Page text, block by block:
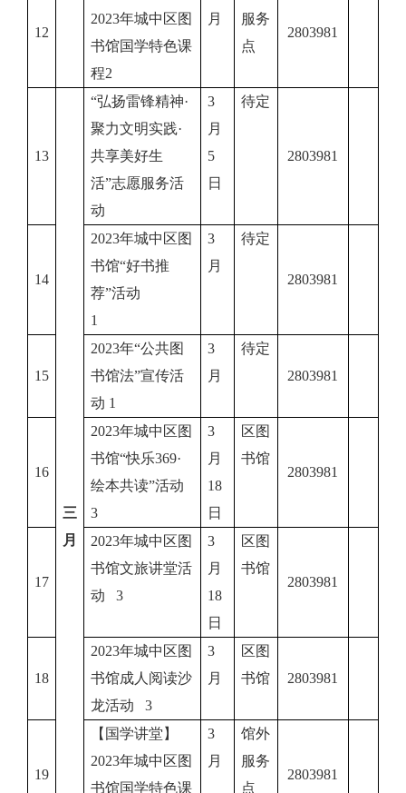
12
2023年城中区图
书馆国学特色课
程2
月
服务
点
2803981
13
三
月
“弘扬雷锋精神·
聚力文明实践·
共享美好生
活”志愿服务活
动
3
月
5
日
待定
2803981
14
2023年城中区图
书馆“好书推
荐”活动
1
3
月
待定
2803981
15
2023年“公共图
书馆法”宣传活
动 1
3
月
待定
2803981
16
2023年城中区图
书馆“快乐369·
绘本共读”活动
3
3
月
18
日
区图
书馆
2803981
17
2023年城中区图
书馆文旅讲堂活
动 3
3
月
18
日
区图
书馆
2803981
18
2023年城中区图
书馆成人阅读沙
龙活动 3
3
月
区图
书馆
2803981
19
【国学讲堂】
2023年城中区图
书馆国学特色课
3
月
馆外
服务
点
2803981